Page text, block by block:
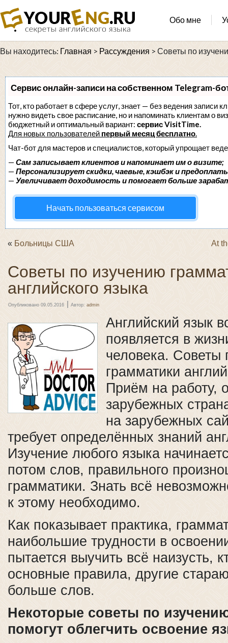
Обо мне
Вы находитесь: Главная > Рассуждения > Советы по
Сервис онлайн-записи на собственном Telegram-
Тот, кто работает в сфере услуг, знает — без ведения записи
нужно видеть свое расписание, но и напоминать клиентам о
бюджетный и оптимальный вариант: сервис VisitTime.
Для новых пользователей первый месяц бесплатно.
Чат-бот для мастеров и специалистов, который упрощает
— Сам записывает клиентов и напоминает им о визите;
— Персонализирует скидки, чаевые, кэшбэк и
— Увеличивает доходимость и помогает больше
Начать пользоваться сервисом
« Больницы США At
Советы по изучению
английского языка
Опубликовано 09.05.2016 | Автор: admin
Английский язык
появляется в
человека. Советы
грамматики
Приём на работу,
зарубежных
на зарубежных
требует определённых знаний
Изучение любого языка
потом слов, правильного
грамматики. Знать всё
к этому необходимо.
Как показывает практика,
наибольшие трудности в
пытается выучить всё наизусть,
основные правила, другие
больше слов.
Некоторые советы по
помогут облегчить освоение